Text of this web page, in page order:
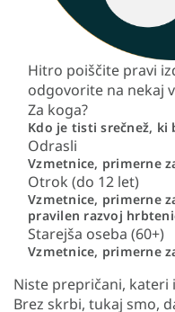
Hitro poiščite pravi
odgovorite na nekaj
Za koga?
Kdo je tisti srečnež, ki
Odrasli
Vzmetnice, primerne
Otrok (do 12 let)
Vzmetnice, primerne
pravilen razvoj
Starejša oseba (60+)
Vzmetnice, primerne
Niste prepričani, kateri
Brez skrbi, tukaj smo,